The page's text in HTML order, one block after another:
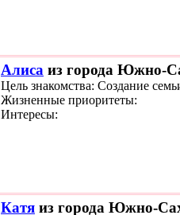
Алиса из города Южно-
Цель знакомства: Создание
Жизненные приоритеты:
Интересы:
Катя из города Южно-